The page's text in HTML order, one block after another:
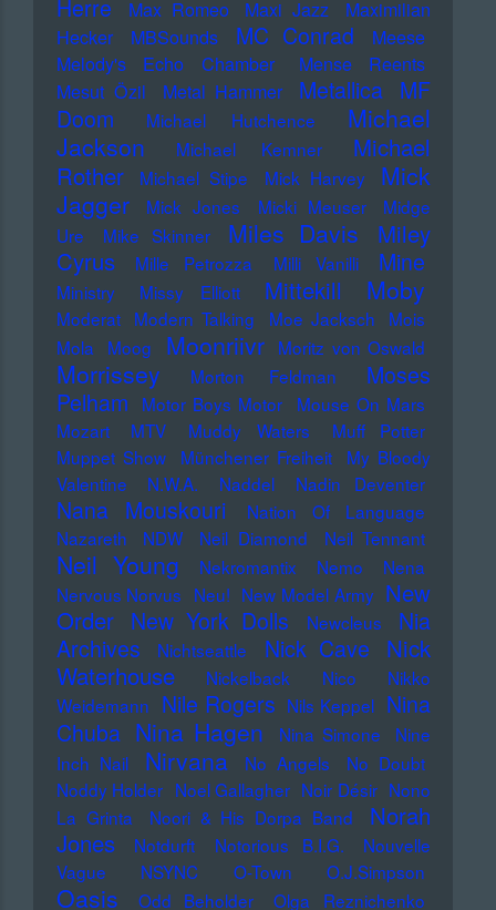
Herre
Max Romeo Maxi Jazz
Maximilian
Hecker
MBSounds MC Conrad
Meese
Melody's Echo Chamber
Mense Reents
Mesut Özil
Metal Hammer Metallica MF
Doom
Michael Hutchence
Michael
Jackson
Michael Kemner
Michael
Rother
Michael Stipe Mick Harvey
Mick
Jagger
Mick Jones Micki Meuser
Midge
Ure
Mike Skinner Miles Davis
Miley
Cyrus
Mille Petrozza Milli Vanilli Mine
Ministry Missy Elliott Mittekill Moby
Moderat Modern Talking Moe Jacksch
Mois
Mola
Moog Moonriivr Moritz von Oswald
Morrissey Morton Feldman
Moses
Pelham
Motor Boys Motor
Mouse On Mars
Mozart
MTV Muddy Waters
Muff Potter
Muppet Show
Münchener Freiheit
My Bloody
Valentine
N.W.A. Naddel Nadin Deventer
Nana Mouskouri
Nation Of Language
Nazareth
NDW Neil Diamond Neil Tennant
Neil Young Nekromantix Nemo
Nena
Nervous Norvus Neu! New Model Army New
Order New York Dolls Newcleus
Nia
Archives
Nichtseattle Nick Cave
Nick
Waterhouse
Nickelback Nico
Nikko
Weidemann Nile Rogers Nils Keppel Nina
Chuba Nina Hagen Nina Simone
Nine
Inch Nail
Nirvana No Angels
No Doubt
Noddy Holder Noel Gallagher Noir Désir Nono
La Grinta
Noori & His Dorpa Band
Norah
Jones
Notdurft Notorious B.I.G.
Nouvelle
Vague
NSYNC O-Town O.J.Simpson
Oasis Odd Beholder Olga Reznichenko